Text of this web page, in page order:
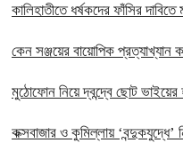
কালিহাতীতে ধর্ষকদের ফাঁসির
কেন সঞ্জয়ের বায়োপিক প্রত্যাখ্যান
মুঠোফোন নিয়ে দ্বন্দ্বে ছোট
কক্সবাজার ও কুমিল্লায় ‘বন্দুকযুদ্ধে’